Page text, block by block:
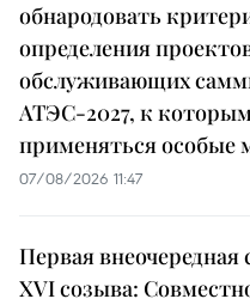
обнародовать
определения
обслуживающих
АТЭС-2027, к
применяться особые
07/08/2026 11:47
Первая внеочередная
XVI созыва: